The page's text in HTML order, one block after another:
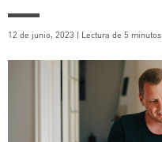
12 de junio, 2023 | Lectura de 5 minutos